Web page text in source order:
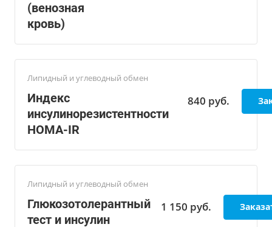
(венозная
кровь)
Липидный и углеводный обмен
Индекс
инсулинорезистентности
HOMA-IR
840 руб.
Липидный и углеводный обмен
Глюкозотолерантный
тест и инсулин
1 150 руб.